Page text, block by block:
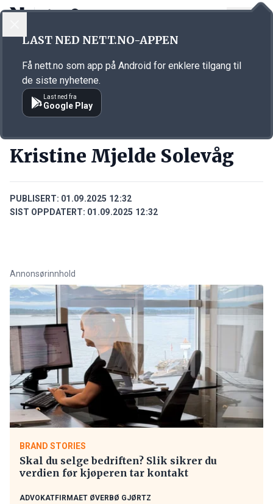
Annonsørinnhold
Kristine Mjelde Solevåg
PUBLISERT: 01.09.2025 12:32
SIST OPPDATERT: 01.09.2025 12:32
Annonsørinnhold
BRAND STORIES
Skal du selge bedriften? Slik sikrer du
verdien før kjøperen tar kontakt
ADVOKATFIRMAET ØVERBØ GJØRTZ
LAST NED NETT.NO-APPEN
Få nett.no som app på Android for enklere tilgang til
de siste nyhetene.
Last ned fra
Google Play